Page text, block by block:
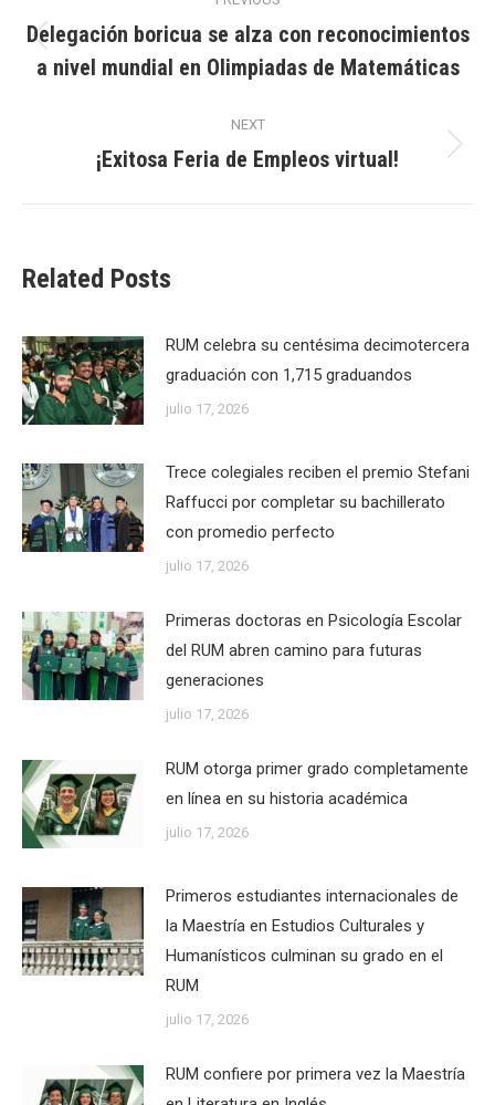
navigation
post:
Delegación boricua se alza con reconocimientos
a nivel mundial en Olimpiadas de Matemáticas
NEXT
Next
¡Exitosa Feria de Empleos virtual!
Related Posts
RUM celebra su centésima decimotercera
graduación con 1,715 graduandos
julio 17, 2026
Trece colegiales reciben el premio Stefani
Raffucci por completar su bachillerato
con promedio perfecto
julio 17, 2026
Primeras doctoras en Psicología Escolar
del RUM abren camino para futuras
generaciones
julio 17, 2026
RUM otorga primer grado completamente
en línea en su historia académica
julio 17, 2026
Primeros estudiantes internacionales de
la Maestría en Estudios Culturales y
Humanísticos culminan su grado en el
RUM
julio 17, 2026
RUM confiere por primera vez la Maestría